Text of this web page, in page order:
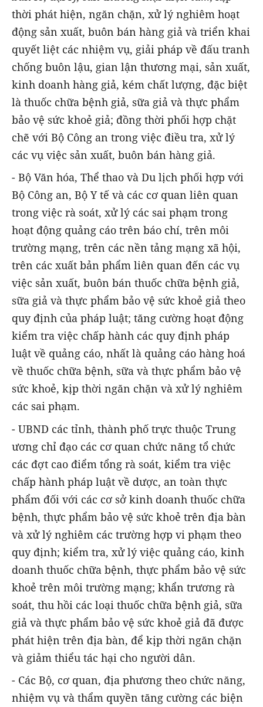
thời phát hiện, ngăn chặn, xử lý nghiêm hoạt
động sản xuất, buôn bán hàng giả và triển khai
quyết liệt các nhiệm vụ, giải pháp về đấu tranh
chống buôn lậu, gian lận thương mại, sản xuất,
kinh doanh hàng giả, kém chất lượng, đặc biệt
là thuốc chữa bệnh giả, sữa giả và thực phẩm
bảo vệ sức khoẻ giả; đồng thời phối hợp chặt
chẽ với Bộ Công an trong việc điều tra, xử lý
các vụ việc sản xuất, buôn bán hàng giả.
- Bộ Văn hóa, Thể thao và Du lịch phối hợp với
Bộ Công an, Bộ Y tế và các cơ quan liên quan
trong việc rà soát, xử lý các sai phạm trong
hoạt động quảng cáo trên báo chí, trên môi
trường mạng, trên các nền tảng mạng xã hội,
trên các xuất bản phẩm liên quan đến các vụ
việc sản xuất, buôn bán thuốc chữa bệnh giả,
sữa giả và thực phẩm bảo vệ sức khoẻ giả theo
quy định của pháp luật; tăng cường hoạt động
kiểm tra việc chấp hành các quy định pháp
luật về quảng cáo, nhất là quảng cáo hàng hoá
về thuốc chữa bệnh, sữa và thực phẩm bảo vệ
sức khoẻ, kịp thời ngăn chặn và xử lý nghiêm
các sai phạm.
- UBND các tỉnh, thành phố trực thuộc Trung
ương chỉ đạo các cơ quan chức năng tổ chức
các đợt cao điểm tổng rà soát, kiểm tra việc
chấp hành pháp luật về dược, an toàn thực
phẩm đối với các cơ sở kinh doanh thuốc chữa
bệnh, thực phẩm bảo vệ sức khoẻ trên địa bàn
và xử lý nghiêm các trường hợp vi phạm theo
quy định; kiểm tra, xử lý việc quảng cáo, kinh
doanh thuốc chữa bệnh, thực phẩm bảo vệ sức
khoẻ trên môi trường mạng; khẩn trương rà
soát, thu hồi các loại thuốc chữa bệnh giả, sữa
giả và thực phẩm bảo vệ sức khoẻ giả đã được
phát hiện trên địa bàn, để kịp thời ngăn chặn
và giảm thiểu tác hại cho người dân.
- Các Bộ, cơ quan, địa phương theo chức năng,
nhiệm vụ và thẩm quyền tăng cường các biện